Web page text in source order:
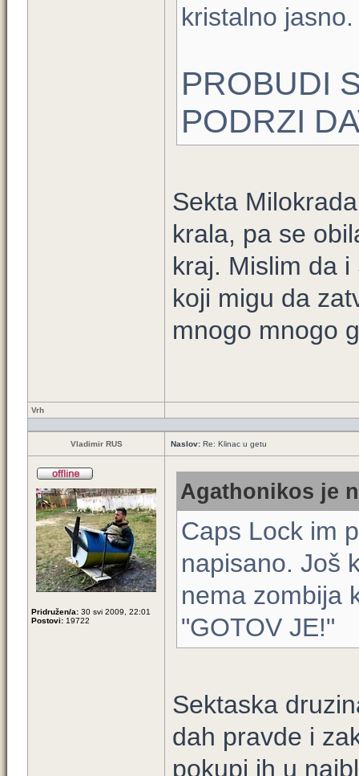
kristalno jasno.
PROBUDI
PODRZI
Sekta
krala, pa se
kraj. Mislim da
koji migu da
mnogo mnogo
Vrh
Vladimir RUS Naslov: Re: Klinac u getu
Pridružen/a: 30 svi 2009, 22:01
Postovi: 19722
Agathonikos je
Caps Lock im
napisano. Još
nema zombija
"GOTOV JE!"
Sektaska
dah pravde i
pokupi ih u